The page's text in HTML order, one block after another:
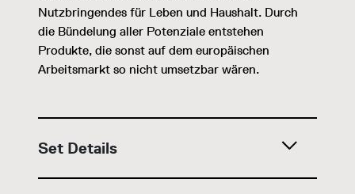
Nutzbringendes für Leben und Haushalt. Durch
die Bündelung aller Potenziale entstehen
Produkte, die sonst auf dem europäischen
Arbeitsmarkt so nicht umsetzbar wären.
Set Details